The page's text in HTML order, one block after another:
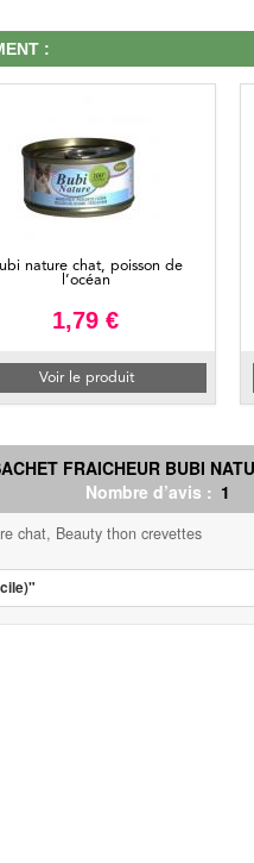
:
nature chat, poisson de
l’océan
1,79 €
Voir le produit
FRAICHEUR BUBI
Nombre d’avis : 1
chat, Beauty thon crevettes